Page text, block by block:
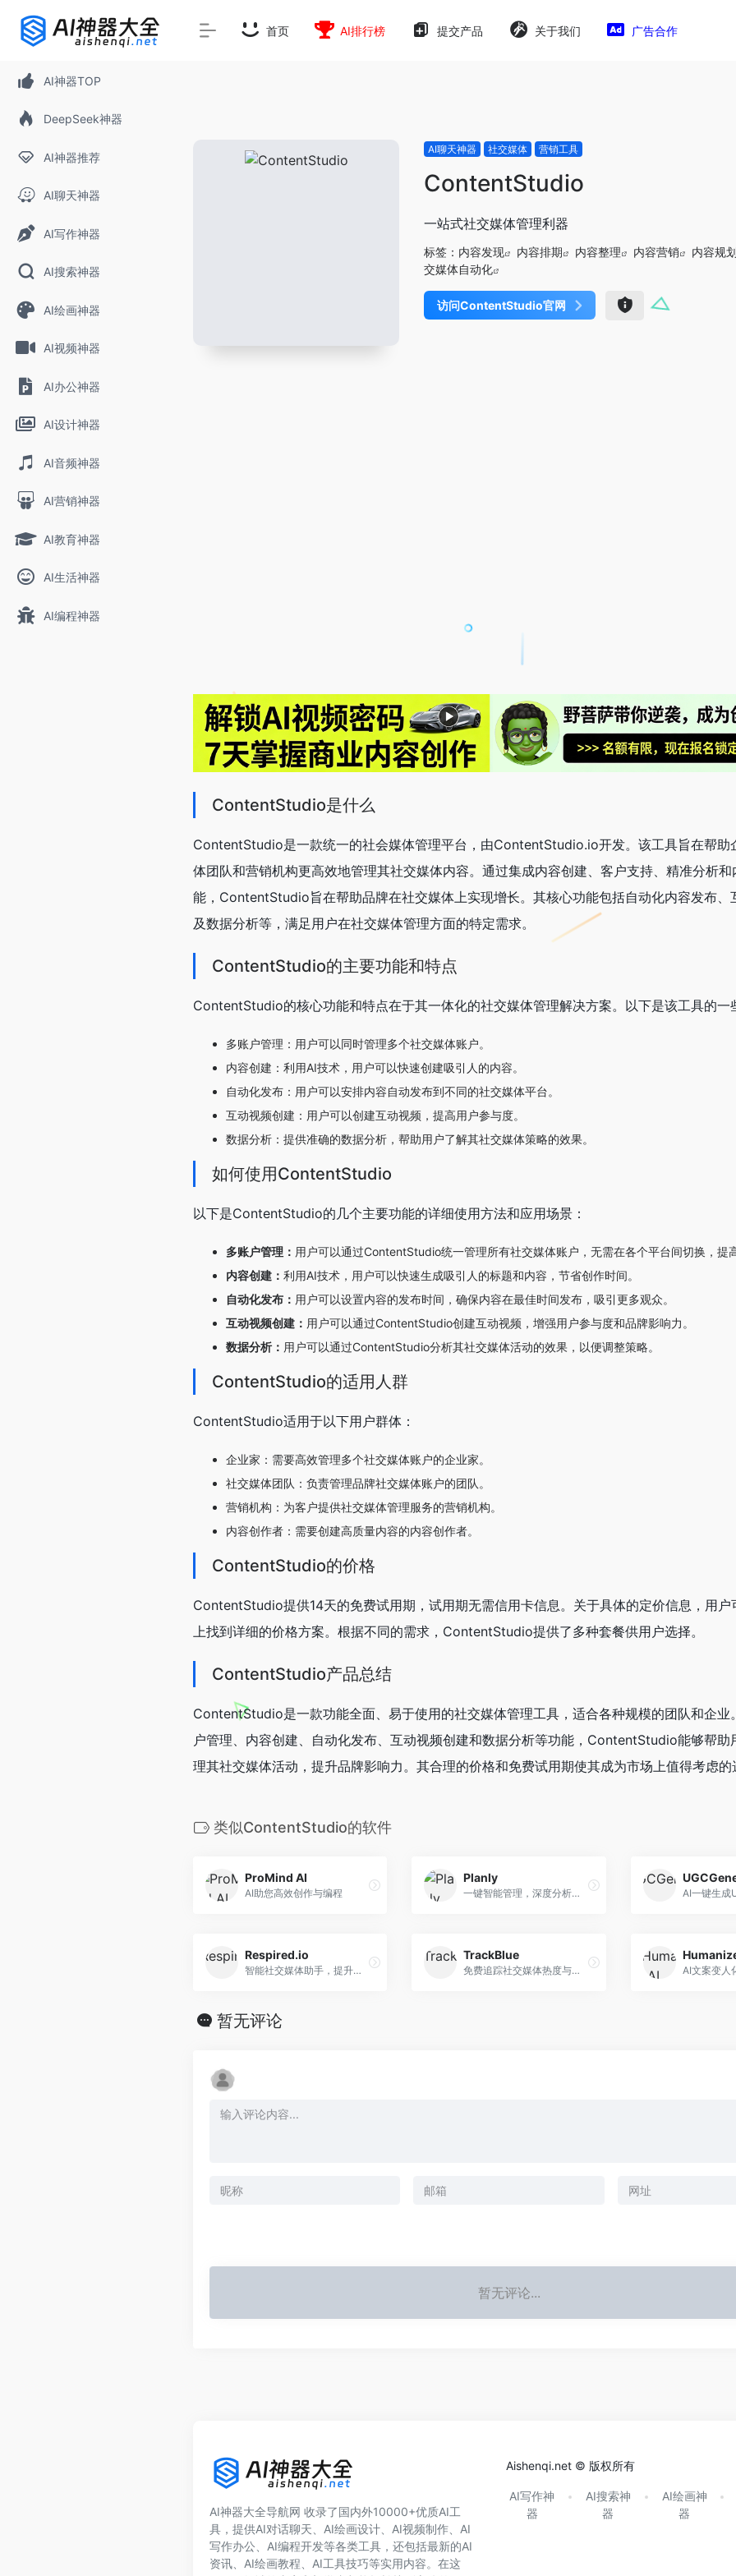
AI神器TOP
DeepSeek神器
AI神器推荐
AI聊天神器
AI写作神器
AI搜索神器
AI绘画神器
AI视频神器
AI办公神器
AI设计神器
AI音频神器
AI营销神器
AI教育神器
AI生活神器
AI编程神器
首页 AI排行榜 提交产品 关于我们 广告合作
AI聊天神器 社交媒体 营销工具
ContentStudio
一站式社交媒体管理利器
标签： 内容发现 内容排期 内容整理 内容营销 内容规划
交媒体自动化
访问ContentStudio官网
ContentStudio是什么
ContentStudio是一款统一的社会媒体管理平台，由ContentStudio.io开发。该工具旨在帮助
体团队和营销机构更高效地管理其社交媒体内容。通过集成内容创建、客户支持、精准分析和
能，ContentStudio旨在帮助品牌在社交媒体上实现增长。其核心功能包括自动化内容发布、
及数据分析等，满足用户在社交媒体管理方面的特定需求。
ContentStudio的主要功能和特点
ContentStudio的核心功能和特点在于其一体化的社交媒体管理解决方案。以下是该工具的一
多账户管理：用户可以同时管理多个社交媒体账户。
内容创建：利用AI技术，用户可以快速创建吸引人的内容。
自动化发布：用户可以安排内容自动发布到不同的社交媒体平台。
互动视频创建：用户可以创建互动视频，提高用户参与度。
数据分析：提供准确的数据分析，帮助用户了解其社交媒体策略的效果。
如何使用ContentStudio
以下是ContentStudio的几个主要功能的详细使用方法和应用场景：
多账户管理： 用户可以通过ContentStudio统一管理所有社交媒体账户，无需在各个平台间切换，提
内容创建： 利用AI技术，用户可以快速生成吸引人的标题和内容，节省创作时间。
自动化发布： 用户可以设置内容的发布时间，确保内容在最佳时间发布，吸引更多观众。
互动视频创建： 用户可以通过ContentStudio创建互动视频，增强用户参与度和品牌影响力。
数据分析： 用户可以通过ContentStudio分析其社交媒体活动的效果，以便调整策略。
ContentStudio的适用人群
ContentStudio适用于以下用户群体：
企业家：需要高效管理多个社交媒体账户的企业家。
社交媒体团队：负责管理品牌社交媒体账户的团队。
营销机构：为客户提供社交媒体管理服务的营销机构。
内容创作者：需要创建高质量内容的内容创作者。
ContentStudio的价格
ContentStudio提供14天的免费试用期，试用期无需信用卡信息。关于具体的定价信息，用户
上找到详细的价格方案。根据不同的需求，ContentStudio提供了多种套餐供用户选择。
ContentStudio产品总结
ContentStudio是一款功能全面、易于使用的社交媒体管理工具，适合各种规模的团队和企业
户管理、内容创建、自动化发布、互动视频创建和数据分析等功能，ContentStudio能够帮助
理其社交媒体活动，提升品牌影响力。其合理的价格和免费试用期使其成为市场上值得考虑的
类似ContentStudio的软件
ProMind AI
AI助您高效创作与编程
Planly
一键智能管理，深度分析助力增长
Respired.io
智能社交媒体助手，提升效果一键管理
TrackBlue
免费追踪社交媒体热度与连播，提升表现 AI文案变人
暂无评论
暂无评论...
AI神器大全导航网 收录了国内外10000+优质AI工
具，提供AI对话聊天、AI绘画设计、AI视频制作、AI
写作办公、AI编程开发等各类工具，还包括最新的AI
资讯、AI绘画教程、AI工具技巧等实用内容。在这
Aishenqi.net © 版权所有
AI写作神
器
AI搜索神
器
AI绘画神
器